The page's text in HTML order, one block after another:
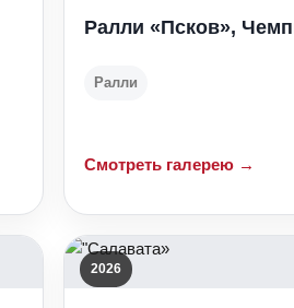
Ралли «Псков»,
Ралли
Смотреть галерею →
2026